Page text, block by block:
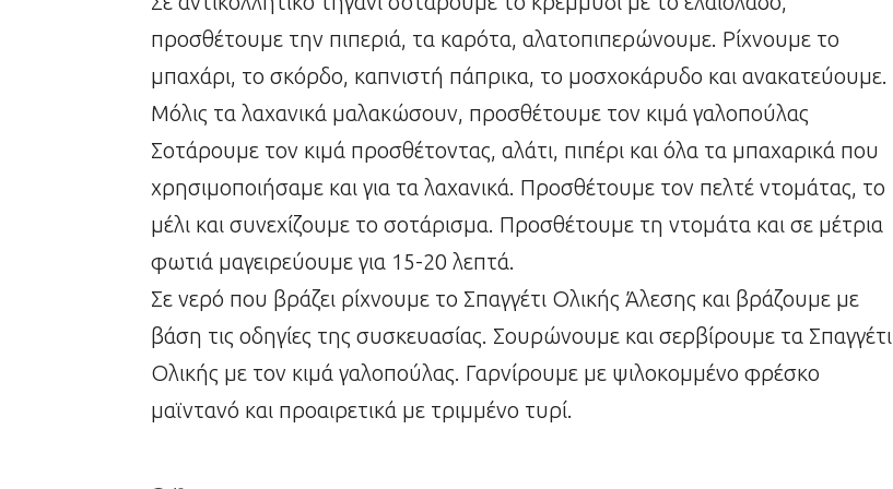
προσθέτουμε την πιπεριά, τα καρότα, αλατοπιπερώνουμε. Ρίχνουμε το
μπαχάρι, το σκόρδο, καπνιστή πάπρικα, το μοσχοκάρυδο και ανακατεύουμε.
Μόλις τα λαχανικά μαλακώσουν, προσθέτουμε τον κιμά γαλοπούλας
Σοτάρουμε τον κιμά προσθέτοντας, αλάτι, πιπέρι και όλα τα μπαχαρικά που
χρησιμοποιήσαμε και για τα λαχανικά. Προσθέτουμε τον πελτέ ντομάτας, το
μέλι και συνεχίζουμε το σοτάρισμα. Προσθέτουμε τη ντομάτα και σε μέτρια
φωτιά μαγειρεύουμε για 15-20 λεπτά.
Σε νερό που βράζει ρίχνουμε το Σπαγγέτι Ολικής Άλεσης και βράζουμε με
βάση τις οδηγίες της συσκευασίας. Σουρώνουμε και σερβίρουμε τα Σπαγγέτι
Ολικής με τον κιμά γαλοπούλας. Γαρνίρουμε με ψιλοκομμένο φρέσκο
μαϊντανό και προαιρετικά με τριμμένο τυρί.